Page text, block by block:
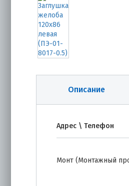
Описание
Адрес \ Телефон
Монт (Монтажный